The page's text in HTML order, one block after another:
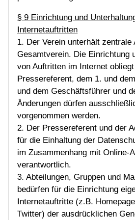
§ 9 Einrichtung und
Internetauftritten
1. Der Verein unterhält zentrale
Gesamtverein. Die Einrichtung
von Auftritten im Internet
Pressereferent, dem 1. und
und dem Geschäftsführer und
Änderungen dürfen
vorgenommen werden.
2. Der Pressereferent und der
für die Einhaltung der
im Zusammenhang mit Online-
verantwortlich.
3. Abteilungen, Gruppen und
bedürfen für die Einrichtung
Internetauftritte (z.B.
Twitter) der ausdrücklichen